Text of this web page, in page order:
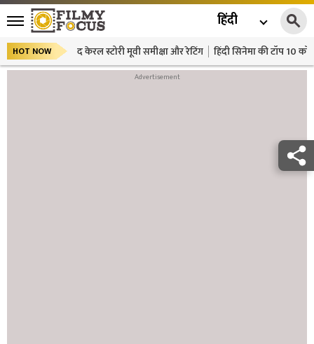
हिंदी
HOT NOW द केरल स्टोरी मूवी समीक्षा और रेटिंग हिंदी सिनेमा की टॉप 10